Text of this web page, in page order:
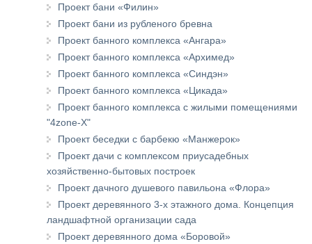
Проект бани «Филин»
Проект бани из рубленого бревна
Проект банного комплекса «Ангара»
Проект банного комплекса «Архимед»
Проект банного комплекса «Синдэн»
Проект банного комплекса «Цикада»
Проект банного комплекса с жилыми помещениями
"4zone-X"
Проект беседки с барбекю «Манжерок»
Проект дачи с комплексом приусадебных
хозяйственно-бытовых построек
Проект дачного душевого павильона «Флора»
Проект деревянного 3-х этажного дома. Концепция
ландшафтной организации сада
Проект деревянного дома «Боровой»